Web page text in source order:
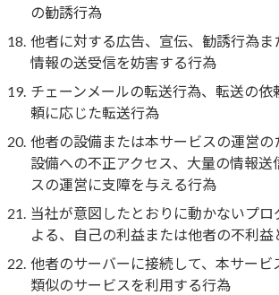
の勧誘行為
他者に対する広告、宣伝、勧誘行為ま
情報の送受信を妨害する行為
チェーンメールの転送行為、転送の依
頼に応じた転送行為
他者の設備または本サービスの運営の
設備への不正アクセス、大量の情報送
スの運営に支障を与える行為
当社が意図したとおりに動かないプロ
よる、自己の利益または他者の不利益
他者のサーバーに接続して、本サービ
類似のサービスを利用する行為